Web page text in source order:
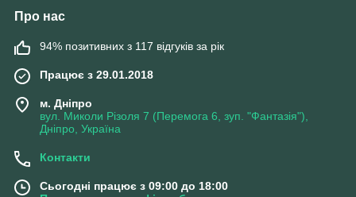
Про нас
94% позитивних з 117 відгуків за рік
Працює з 29.01.2018
м. Дніпро
вул. Миколи Різоля 7 (Перемога 6, зуп. "Фантазія"),
Дніпро, Україна
Контакти
Сьогодні працює з 09:00 до 18:00